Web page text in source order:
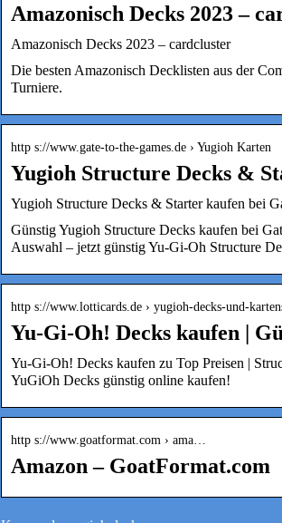
Amazonisch Decks 2023 –
Amazonisch Decks 2023 – cardcluster
Die besten Amazonisch Decklisten aus der
Turniere.
http s://www.gate-to-the-games.de › Yugioh Karten
Yugioh Structure Decks &
Yugioh Structure Decks & Starter kaufen bei
Günstig Yugioh Structure Decks kaufen bei
Auswahl – jetzt günstig Yu-Gi-Oh Structure
http s://www.lotticards.de › yugioh-decks-und-
Yu-Gi-Oh! Decks kaufen |
Yu-Gi-Oh! Decks kaufen zu Top Preisen |
YuGiOh Decks günstig online kaufen!
http s://www.goatformat.com › ama…
Amazon – GoatFormat.com